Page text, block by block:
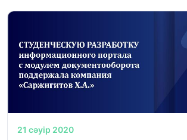
21 сәуір 2020